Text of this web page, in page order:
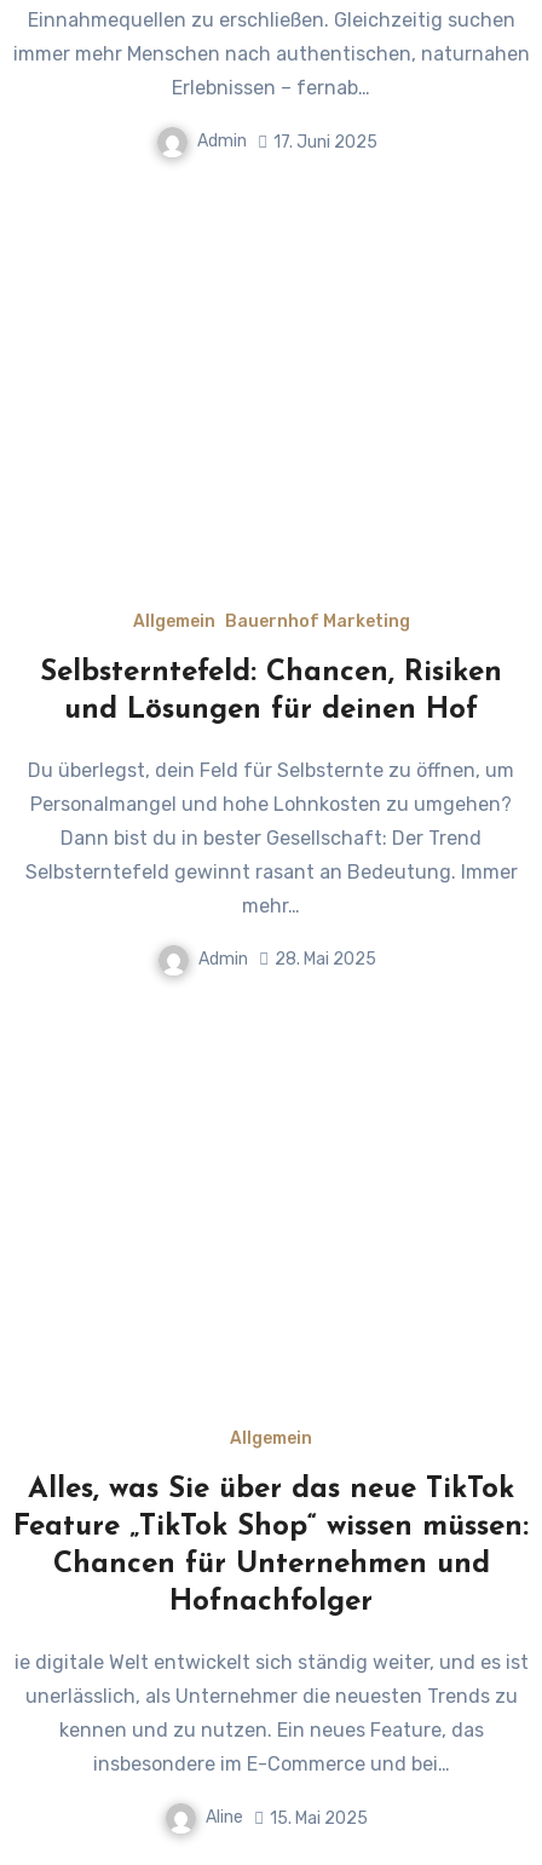
Einnahmequellen zu erschließen. Gleichzeitig suchen
immer mehr Menschen nach authentischen, naturnahen
Erlebnissen – fernab…
Admin 17. Juni 2025
Allgemein Bauernhof Marketing
Selbsterntefeld: Chancen, Risiken
und Lösungen für deinen Hof
Du überlegst, dein Feld für Selbsternte zu öffnen, um
Personalmangel und hohe Lohnkosten zu umgehen?
Dann bist du in bester Gesellschaft: Der Trend
Selbsterntefeld gewinnt rasant an Bedeutung. Immer
mehr…
Admin 28. Mai 2025
Allgemein
Alles, was Sie über das neue TikTok
Feature „TikTok Shop“ wissen müssen:
Chancen für Unternehmen und
Hofnachfolger
ie digitale Welt entwickelt sich ständig weiter, und es ist
unerlässlich, als Unternehmer die neuesten Trends zu
kennen und zu nutzen. Ein neues Feature, das
insbesondere im E-Commerce und bei…
Aline 15. Mai 2025